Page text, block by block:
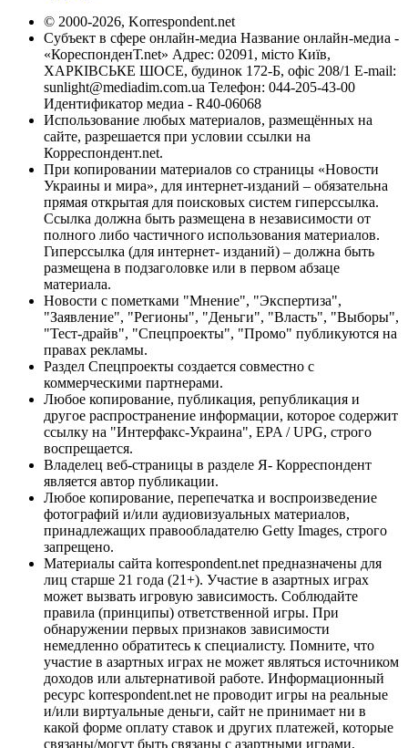
© 2000-2026, Korrespondent.net
Субъект в сфере онлайн-медиа Название онлайн-медиа -
«КореспонденТ.net» Адрес: 02091, місто Київ,
ХАРКІВСЬКЕ ШОСЕ, будинок 172-Б, офіс 208/1 E-mail:
sunlight@mediadim.com.ua Телефон: 044-205-43-00
Идентификатор медиа - R40-06068
Использование любых материалов, размещённых на
сайте, разрешается при условии ссылки на
Корреспондент.net.
При копировании материалов со страницы «Новости
Украины и мира», для интернет-изданий – обязательна
прямая открытая для поисковых систем гиперссылка.
Ссылка должна быть размещена в независимости от
полного либо частичного использования материалов.
Гиперссылка (для интернет- изданий) – должна быть
размещена в подзаголовке или в первом абзаце
материала.
Новости с пометками "Мнение", "Экспертиза",
"Заявление", "Регионы", "Деньги", "Власть", "Выборы",
"Тест-драйв", "Спецпроекты", "Промо" публикуются на
правах рекламы.
Раздел Спецпроекты создается совместно с
коммерческими партнерами.
Любое копирование, публикация, републикация и
другое распространение информации, которое содержит
ссылку на "Интерфакс-Украина", EPA / UPG, строго
воспрещается.
Владелец веб-страницы в разделе Я- Корреспондент
является автор публикации.
Любое копирование, перепечатка и воспроизведение
фотографий и/или аудиовизуальных материалов,
принадлежащих правообладателю Getty Images, строго
запрещено.
Материалы сайта korrespondent.net предназначены для
лиц старше 21 года (21+). Участие в азартных играх
может вызвать игровую зависимость. Соблюдайте
правила (принципы) ответственной игры. При
обнаружении первых признаков зависимости
немедленно обратитесь к специалисту. Помните, что
участие в азартных играх не может являться источником
доходов или альтернативой работе. Информационный
ресурс korrespondent.net не проводит игры на реальные
и/или виртуальные деньги, сайт не принимает ни в
какой форме оплату ставок и других платежей, которые
связаны/могут быть связаны с азартными играми,